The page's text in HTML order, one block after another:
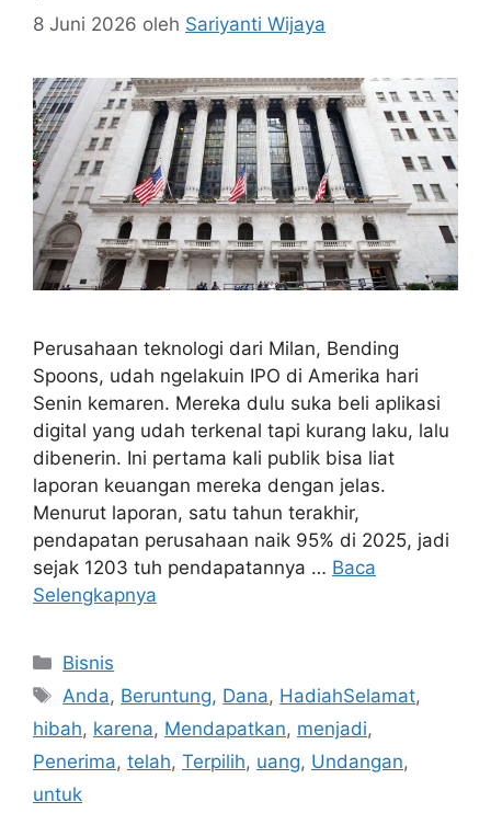
8 Juni 2026 oleh Sariyanti Wijaya
Perusahaan teknologi dari Milan, Bending
Spoons, udah ngelakuin IPO di Amerika hari
Senin kemaren. Mereka dulu suka beli aplikasi
digital yang udah terkenal tapi kurang laku, lalu
dibenerin. Ini pertama kali publik bisa liat
laporan keuangan mereka dengan jelas.
Menurut laporan, satu tahun terakhir,
pendapatan perusahaan naik 95% di 2025, jadi
sejak 1203 tuh pendapatannya … Baca
Selengkapnya
Kategori
Bisnis
Tag
Anda, Beruntung, Dana, HadiahSelamat,
hibah, karena, Mendapatkan, menjadi,
Penerima, telah, Terpilih, uang, Undangan,
untuk